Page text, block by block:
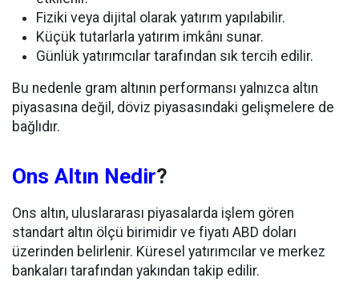
Fiziki veya dijital olarak yatırım yapılabilir.
Küçük tutarlarla yatırım imkânı sunar.
Günlük yatırımcılar tarafından sık tercih edilir.
Bu nedenle gram altının performansı yalnızca altın
piyasasına değil, döviz piyasasındaki gelişmelere de
bağlıdır.
Ons Altın Nedir?
Ons altın, uluslararası piyasalarda işlem gören
standart altın ölçü birimidir ve fiyatı ABD doları
üzerinden belirlenir. Küresel yatırımcılar ve merkez
bankaları tarafından yakından takip edilir.